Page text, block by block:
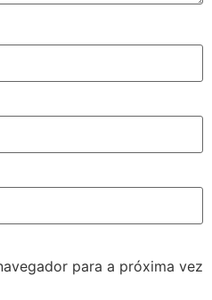
para a próxima vez